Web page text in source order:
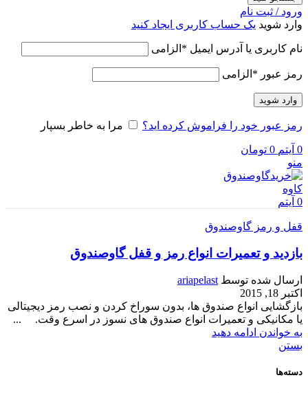
ورود / ثبت نام
وارد شوید یک حساب کاربری ایجاد کنید
نام کاربری یا آدرس ایمیل * الزامی
رمز عبور * الزامی
وارد شوید
رمز عبور خود را فراموش کرده اید؟ مرا به خاطر بسپار
0 آیتم 0 تومان
منو
0 آیتم
قفل و رمز گاوصندوق
بازدید و تعمیرات انواع رمز و قفل گاوصندوق
ارسال شده توسط ariapelast
اکتبر 18, 2015
بازگشایی انواع صندوق ها، بدون سوراخ کردن و نصب رمز دیجیتالی
یا مکانیکی و تعمیرات انواع صندوق های نسوز در اسرع وقت. ...
به خواندن ادامه دهید
بستن
دسته‌ها